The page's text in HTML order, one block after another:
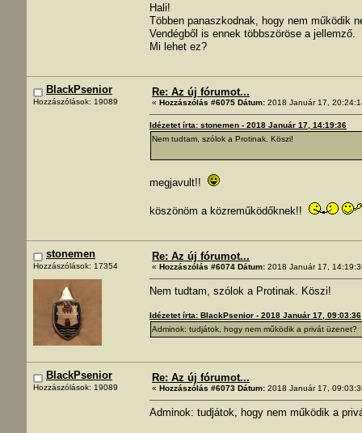
Hali!
Többen panaszkodnak, hogy nem működik
Vendégből is ennek többszöröse a jellemző.
Mi lehet ez?
BlackPsenior
Hozzászólások: 19089
Re: Az új fórumot...
« Hozzászólás #6075 Dátum: 2018 Január 17,
Idézetet írta: stonemen - 2018 Január 17, 14:19:36
Nem tudtam, szólok a Protinak. Köszi!
megjavult!!
köszönöm a közreműködőknek!!
stonemen
Hozzászólások: 17354
Re: Az új fórumot...
« Hozzászólás #6074 Dátum: 2018 Január 17,
Nem tudtam, szólok a Protinak. Köszi!
Idézetet írta: BlackPsenior - 2018 Január 17, 09:03:36
Adminok: tudjátok, hogy nem működik a privát üzenet?
BlackPsenior
Hozzászólások: 19089
Re: Az új fórumot...
« Hozzászólás #6073 Dátum: 2018 Január 17,
Adminok: tudjátok, hogy nem működik a